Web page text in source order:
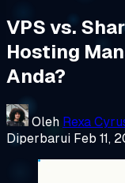
VPS vs.
Hosting
Anda?
Oleh Rexa
Diperbarui Feb 11,